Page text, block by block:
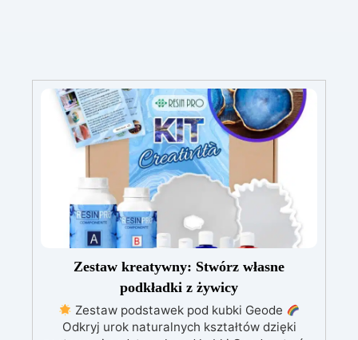
Zestaw kreatywny: Stwórz własne
podkładki z żywicy
Zestaw podstawek pod kubki Geode
Odkryj urok naturalnych kształtów dzięki